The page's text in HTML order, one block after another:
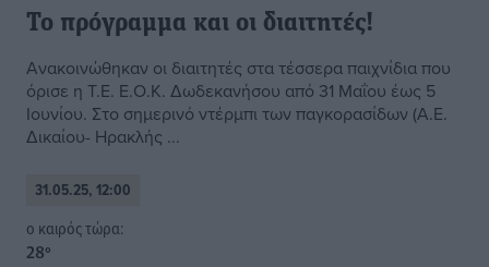
Το πρόγραμμα και οι διαιτητές!
Ανακοινώθηκαν οι διαιτητές στα τέσσερα παιχνίδια που
όρισε η Τ.Ε. Ε.Ο.Κ. Δωδεκανήσου από 31 Μαΐου έως 5
Ιουνίου. Στο σημερινό ντέρμπι των παγκορασίδων (Α.Ε.
Δικαίου- Ηρακλής ...
31.05.25, 12:00
o καιρός τώρα:
28°